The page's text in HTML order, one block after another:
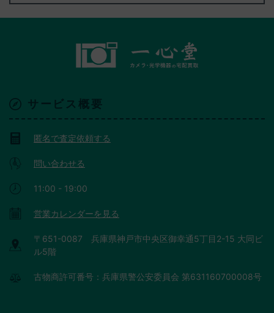
サービス概要
匿名で査定依頼する
問い合わせる
11:00 - 19:00
営業カレンダーを見る
〒651-0087 兵庫県神戸市中央区御幸通5丁目2-15 大同ビ
ル5階
古物商許可番号：兵庫県警公安委員会 第631160700008号